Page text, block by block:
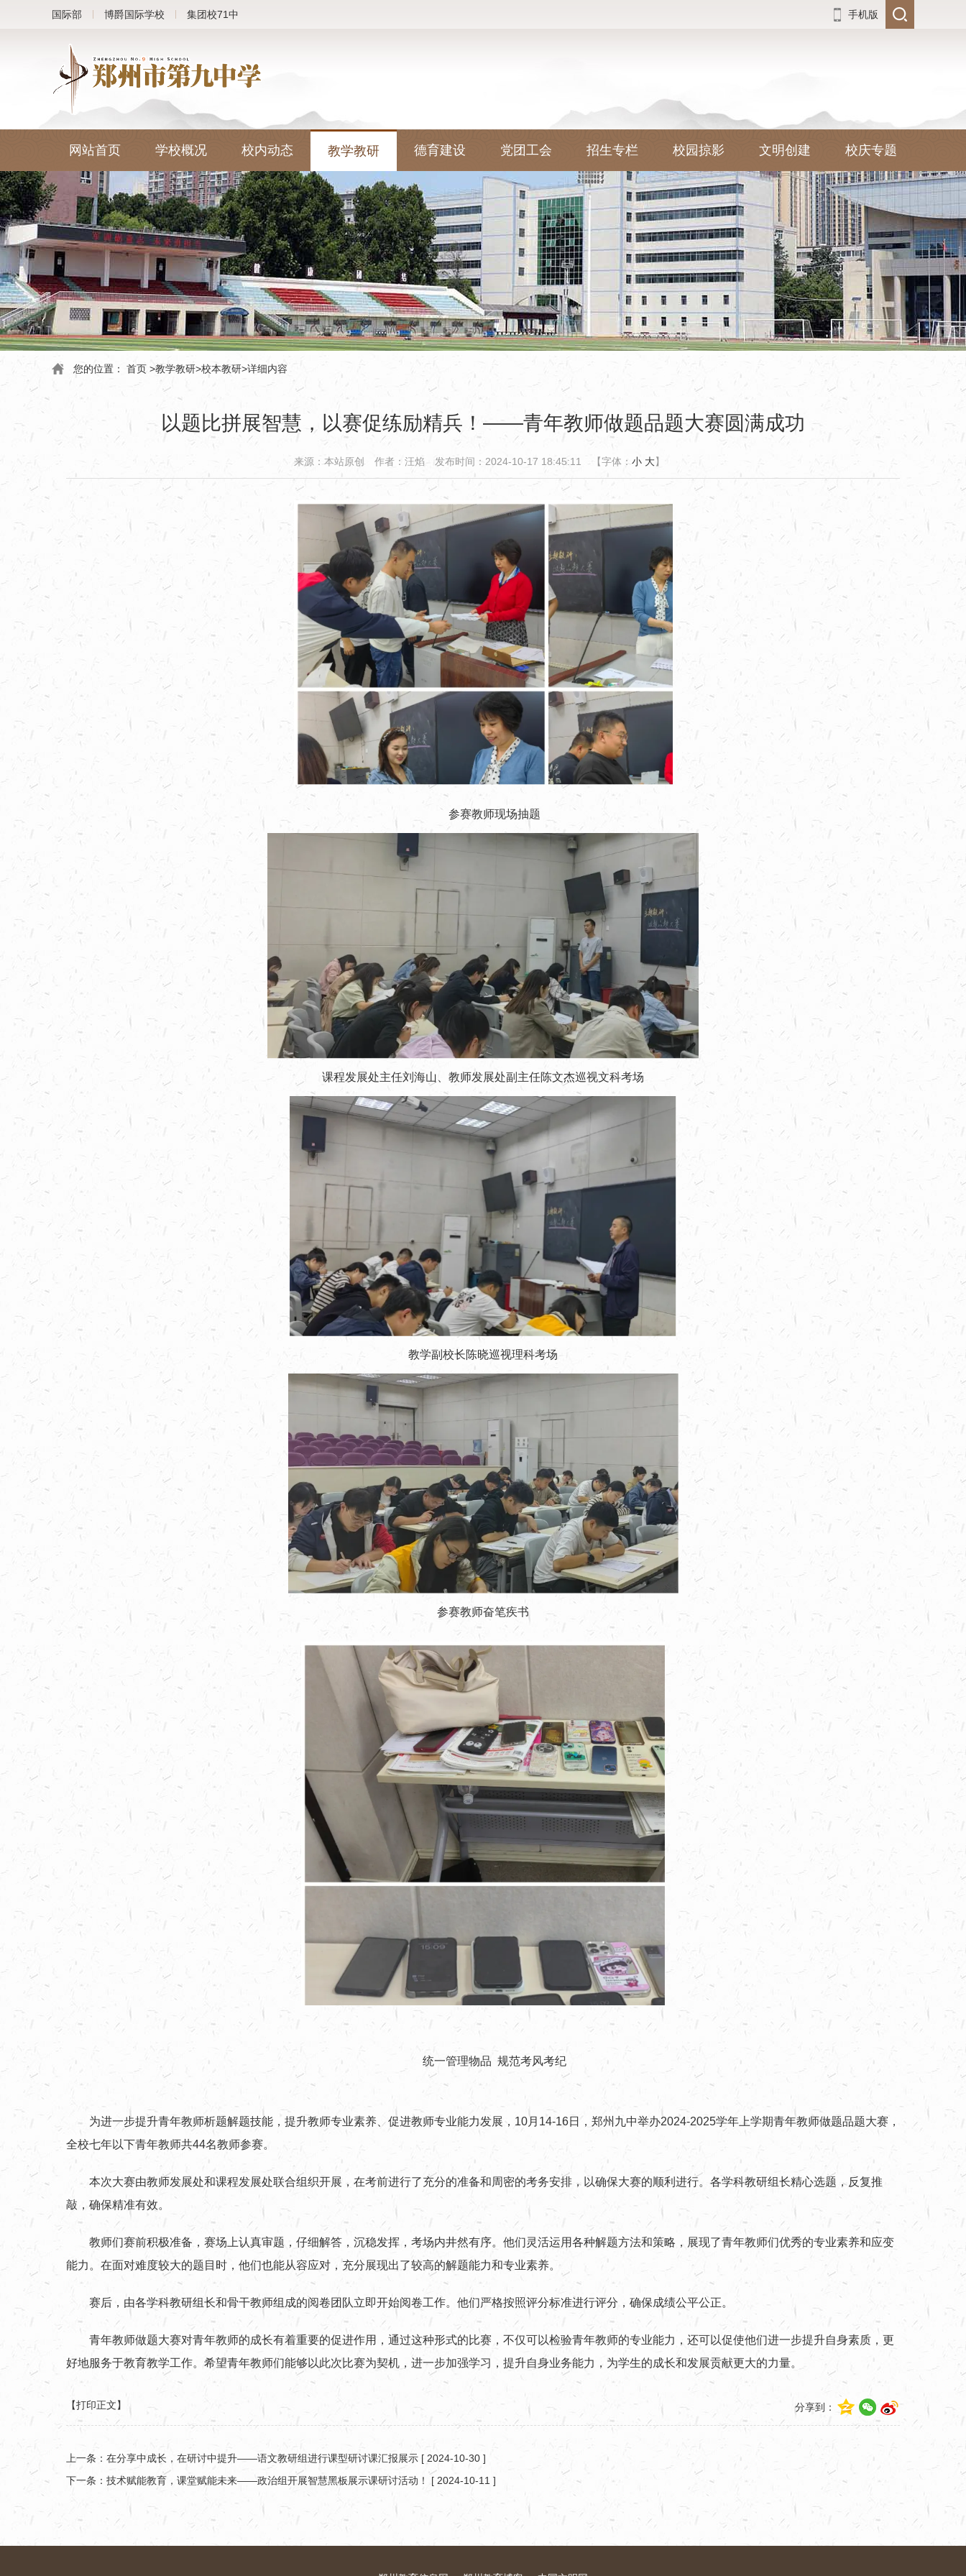
国际部 博爵国际学校 集团校71中 手机版
网站首页 学校概况 校内动态 教学教研 德育建设 党团工会 招生专栏 校园掠影 文明创建 校庆专题
您的位置： 首页 >教学教研>校本教研>详细内容
以题比拼展智慧，以赛促练励精兵！——青年教师做题品题大赛圆满成功
来源：本站原创 作者：汪焰 发布时间：2024-10-17 18:45:11 【字体： 小 大】
参赛教师现场抽题
课程发展处主任刘海山、教师发展处副主任陈文杰巡视文科考场
教学副校长陈晓巡视理科考场
参赛教师奋笔疾书
统一管理物品 规范考风考纪
为进一步提升青年教师析题解题技能，提升教师专业素养、促进教师专业能力发展，10月14-16日，郑州九中举办2024-2025学年上学期青年教师做题品题大赛，
全校七年以下青年教师共44名教师参赛。
本次大赛由教师发展处和课程发展处联合组织开展，在考前进行了充分的准备和周密的考务安排，以确保大赛的顺利进行。各学科教研组长精心选题，反复推
敲，确保精准有效。
教师们赛前积极准备，赛场上认真审题，仔细解答，沉稳发挥，考场内井然有序。他们灵活运用各种解题方法和策略，展现了青年教师们优秀的专业素养和应变
能力。在面对难度较大的题目时，他们也能从容应对，充分展现出了较高的解题能力和专业素养。
赛后，由各学科教研组长和骨干教师组成的阅卷团队立即开始阅卷工作。他们严格按照评分标准进行评分，确保成绩公平公正。
青年教师做题大赛对青年教师的成长有着重要的促进作用，通过这种形式的比赛，不仅可以检验青年教师的专业能力，还可以促使他们进一步提升自身素质，更
好地服务于教育教学工作。希望青年教师们能够以此次比赛为契机，进一步加强学习，提升自身业务能力，为学生的成长和发展贡献更大的力量。
分享到：
【打印正文】
上一条： 在分享中成长，在研讨中提升——语文教研组进行课型研讨课汇报展示 [ 2024-10-30 ]
下一条： 技术赋能教育，课堂赋能未来——政治组开展智慧黑板展示课研讨活动​！ [ 2024-10-11 ]